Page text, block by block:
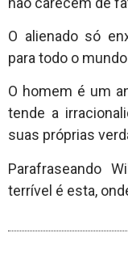
O alienado só
para todo o
O homem é um
tende a
suas próprias
Parafraseando
terrível é esta,